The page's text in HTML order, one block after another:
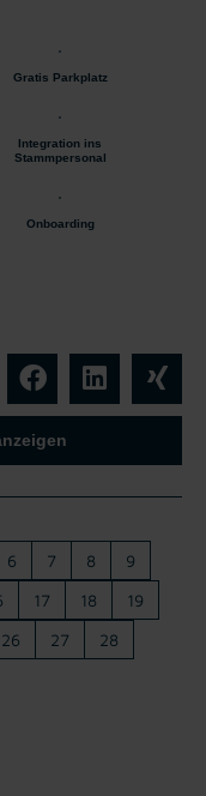
Gratis Parkplatz
Integration ins
Stammpersonal
Onboarding
6 7 8
9
17 18
19
26 27
28